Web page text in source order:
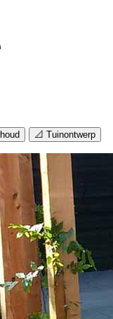
📐 Tuinontwerp